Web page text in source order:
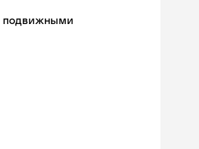
подвижными